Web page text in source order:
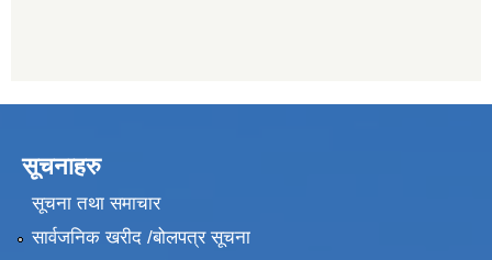
सूचनाहरु
सूचना तथा समाचार
सार्वजनिक खरीद /बोलपत्र सूचना